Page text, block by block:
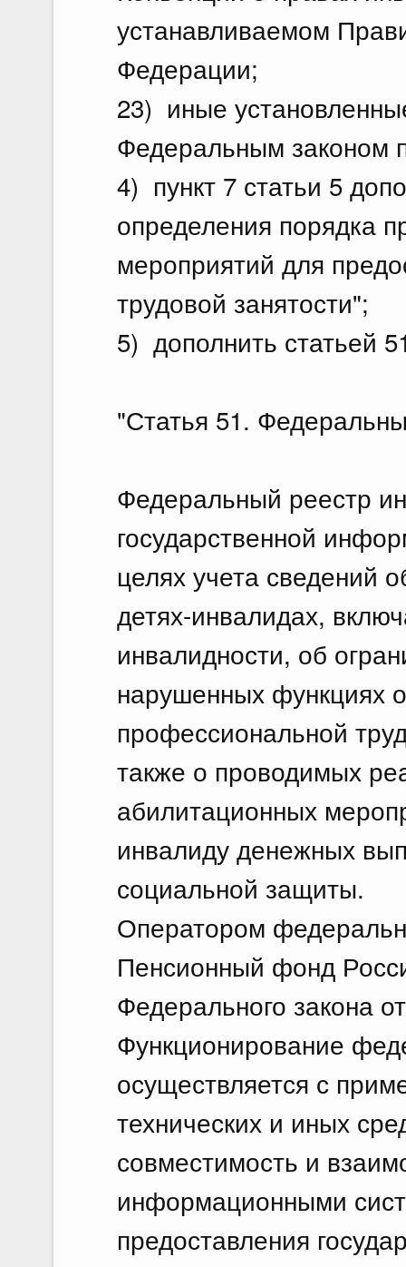
устанавливаемом
Федерации;
23) иные
Федеральным законом
4) пункт 7 статьи 5
определения порядка
мероприятий для
трудовой занятости";
5) дополнить статьей
"Статья 51.
Федеральный реестр
государственной
целях учета сведений
детях-инвалидах,
инвалидности, об
нарушенных функциях
профессиональной
также о проводимых
абилитационных
инвалиду денежных
социальной защиты.
Оператором
Пенсионный фонд
Федерального закона
Функционирование
осуществляется с
технических и иных
совместимость и
информационными
предоставления